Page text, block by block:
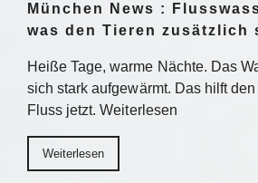
München News :
was den Tieren zusätzlich
Heiße Tage, warme Nächte. Das
sich stark aufgewärmt. Das hilft
Fluss jetzt. Weiterlesen
Weiterlesen